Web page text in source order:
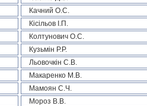
Качний О.С.
Кісільов І.П.
Колтунович О.С.
Кузьмін Р.Р.
Льовочкін С.В.
Макаренко М.В.
Мамоян С.Ч.
Мороз В.В.